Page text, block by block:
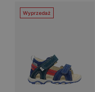
Wyprzedaż